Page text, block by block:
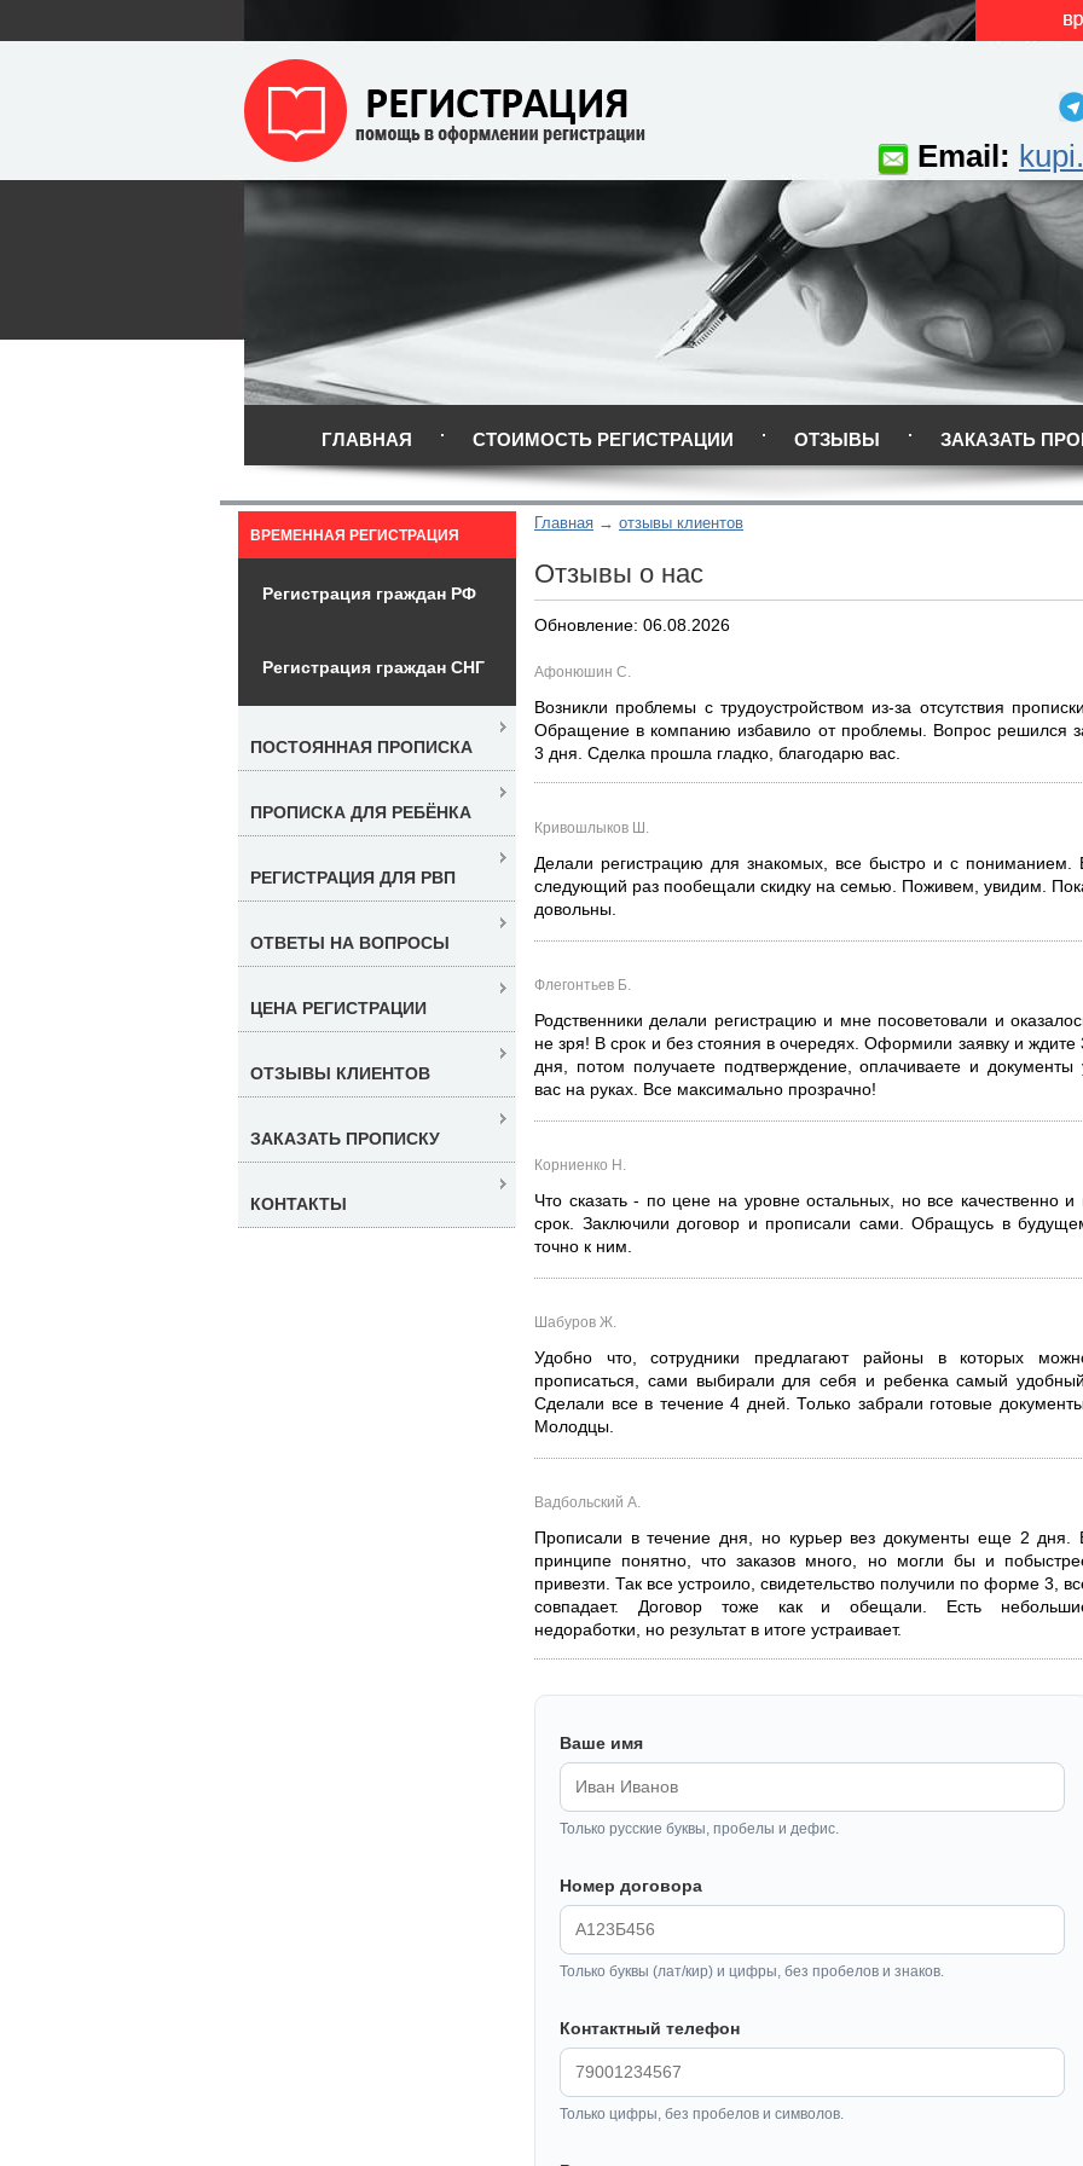
Email:
ГЛАВНАЯ СТОИМОСТЬ РЕГИСТРАЦИИ ОТЗЫВЫ ЗАКАЗАТЬ
Главная отзывы клиентов
Отзывы о нас
Обновление: 06.08.2026
Афонюшин С.
Возникли проблемы с трудоустройством из-за отсутствия прописки.
Обращение в компанию избавило от проблемы. Вопрос решился
3 дня. Сделка прошла гладко, благодарю вас.
Кривошлыков Ш.
Делали регистрацию для знакомых, все быстро и с пониманием.
следующий раз пообещали скидку на семью. Поживем, увидим.
довольны.
Флегонтьев Б.
Родственники делали регистрацию и мне посоветовали и
не зря! В срок и без стояния в очередях. Оформили заявку и ждите
дня, потом получаете подтверждение, оплачиваете и документы
вас на руках. Все максимально прозрачно!
Корниенко Н.
Что сказать - по цене на уровне остальных, но все качественно и
срок. Заключили договор и прописали сами. Обращусь в
точно к ним.
Шабуров Ж.
Удобно что, сотрудники предлагают районы в которых
прописаться, сами выбирали для себя и ребенка самый удобный.
Сделали все в течение 4 дней. Только забрали готовые
Молодцы.
Вадбольский А.
Прописали в течение дня, но курьер вез документы еще 2 дня.
принципе понятно, что заказов много, но могли бы и
привезти. Так все устроило, свидетельство получили по форме 3,
совпадает. Договор тоже как и обещали. Есть
недоработки, но результат в итоге устраивает.
Ваше имя
Только русские буквы, пробелы и дефис.
Номер договора
Только буквы (лат/кир) и цифры, без пробелов и знаков.
Контактный телефон
Только цифры, без пробелов и символов.
ВРЕМЕННАЯ РЕГИСТРАЦИЯ
Регистрация граждан РФ
Регистрация граждан СНГ
ПОСТОЯННАЯ ПРОПИСКА
ПРОПИСКА ДЛЯ РЕБЁНКА
РЕГИСТРАЦИЯ ДЛЯ РВП
ОТВЕТЫ НА ВОПРОСЫ
ЦЕНА РЕГИСТРАЦИИ
ОТЗЫВЫ КЛИЕНТОВ
ЗАКАЗАТЬ ПРОПИСКУ
КОНТАКТЫ